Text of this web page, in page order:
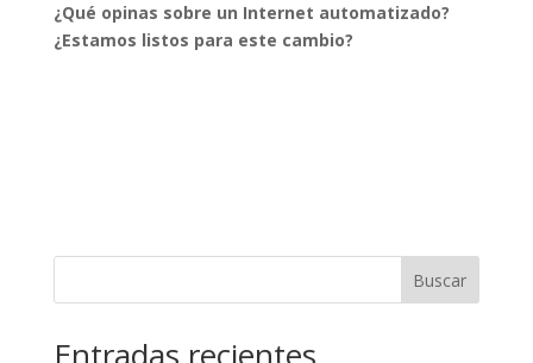
¿Qué opinas sobre un Internet automatizado?
¿Estamos listos para este cambio?
Buscar